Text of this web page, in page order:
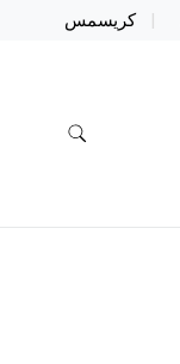
کریسمس